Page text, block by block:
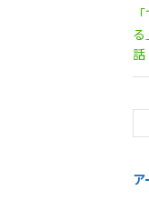
話
ア